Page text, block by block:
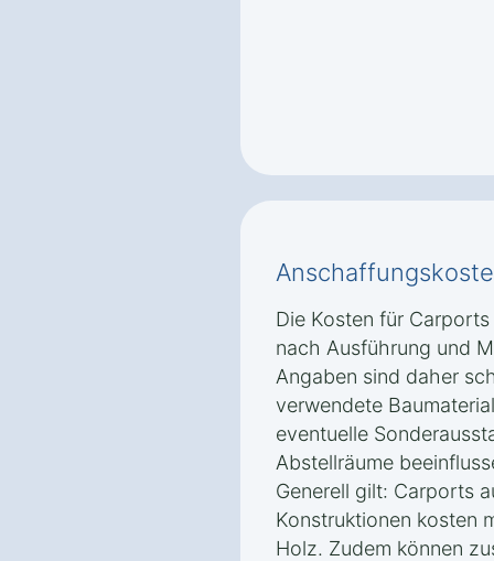
Die Kosten für
nach Ausführung und
Angaben sind daher
verwendete
eventuelle
Abstellräume
Generell gilt: Carports
Konstruktionen kosten
Holz. Zudem können